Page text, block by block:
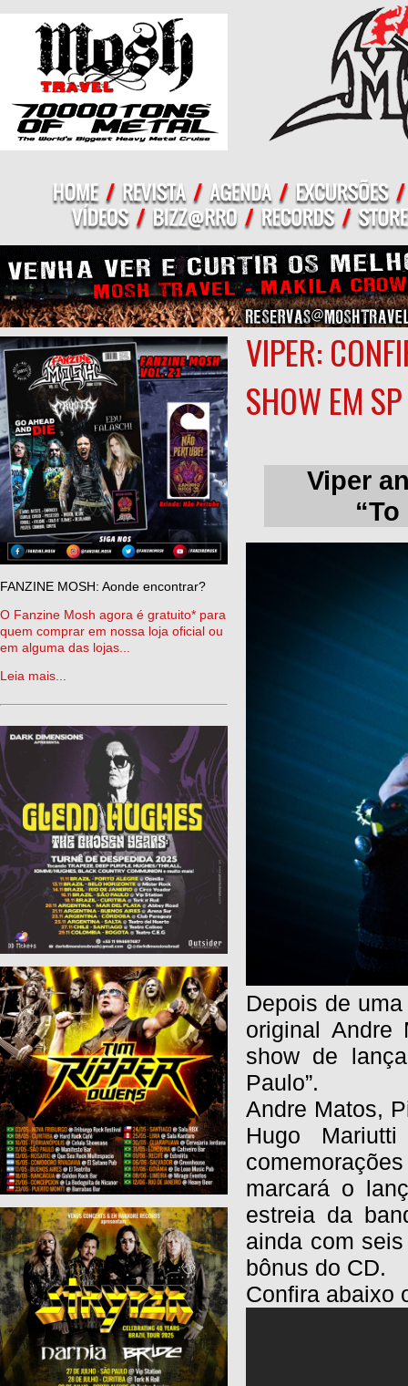
FANZINE MOSH: Aonde encontrar?
O Fanzine Mosh agora é gratuito* para
quem comprar em nossa loja oficial ou
em alguma das lojas...
Leia mais...
VIPER:
SHOW EM SP
Viper
Depois de
original
show de
Paulo”.
Andre Matos,
Hugo
marcará o
estreia da
ainda com
bônus do CD.
Confira abaixo